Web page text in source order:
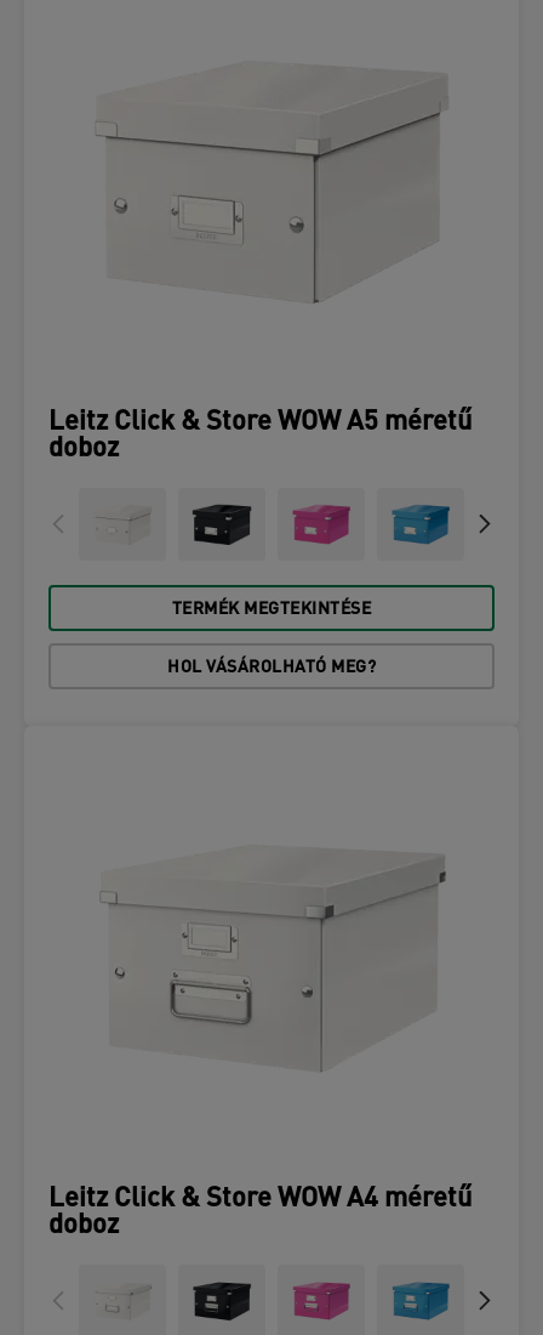
Leitz Click & Store WOW A5 méretű
doboz
TERMÉK MEGTEKINTÉSE
HOL VÁSÁROLHATÓ MEG?
Leitz Click & Store WOW A4 méretű
doboz